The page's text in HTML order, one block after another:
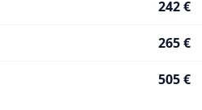
242 €
265 €
505 €